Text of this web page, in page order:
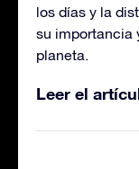
los días y la
su importancia
planeta.
Leer el